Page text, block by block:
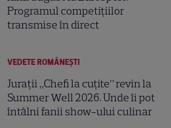
Programul competițiilor
transmise în direct
VEDETE ROMÂNEŞTI
Jurații „Chefi la cuțite” revin la
Summer Well 2026. Unde îi pot
întâlni fanii show-ului culinar